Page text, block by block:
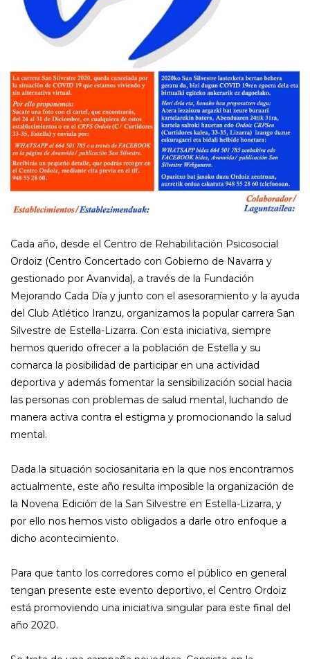
Cada año, desde el Centro de Rehabilitación Psicosocial
Ordoiz (Centro Concertado con Gobierno de Navarra y
gestionado por Avanvida), a través de la Fundación
Mejorando Cada Día y junto con el asesoramiento y la ayuda
del Club Atlético Iranzu, organizamos la popular carrera San
Silvestre de Estella-Lizarra. Con esta iniciativa, siempre
hemos querido ofrecer a la población de Estella y su
comarca la posibilidad de participar en una actividad
deportiva y además fomentar la sensibilización social hacia
las personas con problemas de salud mental, luchando de
manera activa contra el estigma y promocionando la salud
mental.
Dada la situación sociosanitaria en la que nos encontramos
actualmente, este año resulta imposible la organización de
la Novena Edición de la San Silvestre en Estella-Lizarra, y
por ello nos hemos visto obligados a darle otro enfoque a
dicho acontecimiento.
Para que tanto los corredores como el público en general
tengan presente este evento deportivo, el Centro Ordoiz
está promoviendo una iniciativa singular para este final del
año 2020.